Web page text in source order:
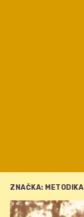
ZNAČKA: METODIKA